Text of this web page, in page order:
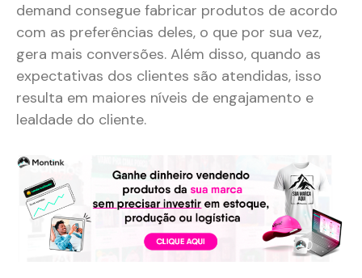
demand consegue fabricar produtos de acordo
com as preferências deles, o que por sua vez,
gera mais conversões. Além disso, quando as
expectativas dos clientes são atendidas, isso
resulta em maiores níveis de engajamento e
lealdade do cliente.